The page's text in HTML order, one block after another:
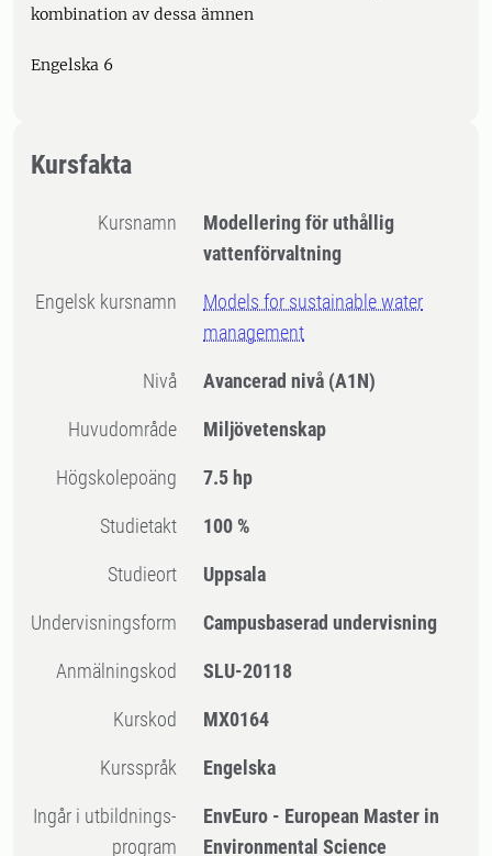
kombination av dessa ämnen
Engelska 6
Kursfakta
Kursnamn
Modellering för uthållig
vattenförvaltning
Engelsk kursnamn
Models for sustainable water
management
Nivå Avancerad nivå (A1N)
Huvudområde Miljövetenskap
högskolepoäng 7.5 hp
Studietakt 100 %
Studieort Uppsala
Undervisningsform Campusbaserad undervisning
Anmälningskod SLU-20118
Kurskod MX0164
Kursspråk Engelska
Ingår i utbildnings-
program
EnvEuro - European Master in
Environmental Science